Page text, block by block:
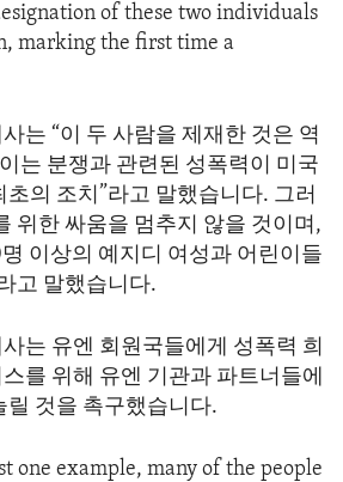
of these two individuals
marking the first time a
는 “이 두 사람을 제재한 것은 역
는 분쟁과 관련된 성폭력이 미국
의 조치”라고 말했습니다. 그러
위한 싸움을 멈추지 않을 것이며,
이상의 예지디 여성과 어린이들
고 말했습니다.
는 유엔 회원국들에게 성폭력 희
를 위해 유엔 기관과 파트너들에
릴 것을 촉구했습니다.
one example, many of the people